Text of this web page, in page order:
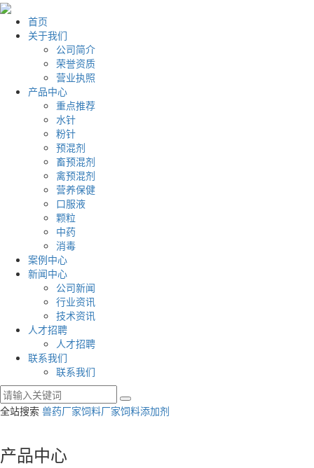
首页
关于我们
公司简介
荣誉资质
营业执照
产品中心
重点推荐
水针
粉针
预混剂
畜预混剂
禽预混剂
营养保健
口服液
颗粒
中药
消毒
案例中心
新闻中心
公司新闻
行业资讯
技术资讯
人才招聘
人才招聘
联系我们
联系我们
全站搜索 兽药厂家饲料厂家饲料添加剂
产品中心